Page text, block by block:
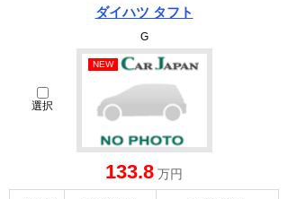
ダイハツ タフト
G
選択
NEW
133.8 万円